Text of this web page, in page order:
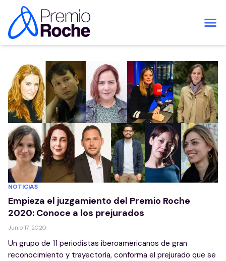
Saltar al contenido
NOTICIAS
Empieza el juzgamiento del Premio Roche
2020: Conoce a los prejurados
Junio 17, 2020
Un grupo de 11 periodistas iberoamericanos de gran
reconocimiento y trayectoria, conforma el prejurado que se